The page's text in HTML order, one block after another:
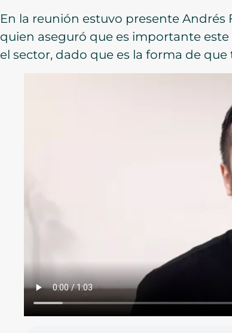
En la reunión estuvo presente Andrés
quien aseguró que es importante
el sector, dado que es la forma de